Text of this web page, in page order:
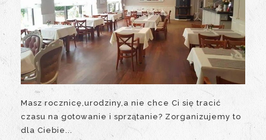
Masz rocznicę,urodziny,a nie chce Ci się tracić
czasu na gotowanie i sprzątanie? Zorganizujemy to
dla Ciebie...